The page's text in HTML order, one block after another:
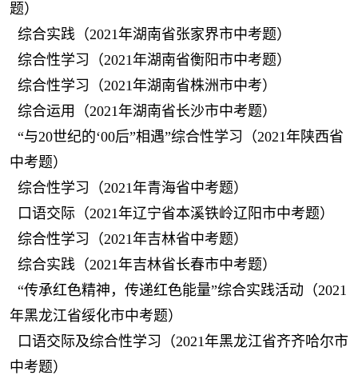
题）
综合实践（2021年湖南省张家界市中考题）
综合性学习（2021年湖南省衡阳市中考题）
综合性学习（2021年湖南省株洲市中考）
综合运用（2021年湖南省长沙市中考题）
“与20世纪的‘00后”相遇”综合性学习（2021年陕西省
中考题）
综合性学习（2021年青海省中考题）
口语交际（2021年辽宁省本溪铁岭辽阳市中考题）
综合性学习（2021年吉林省中考题）
综合实践（2021年吉林省长春市中考题）
“传承红色精神，传递红色能量”综合实践活动（2021
年黑龙江省绥化市中考题）
口语交际及综合性学习（2021年黑龙江省齐齐哈尔市
中考题）